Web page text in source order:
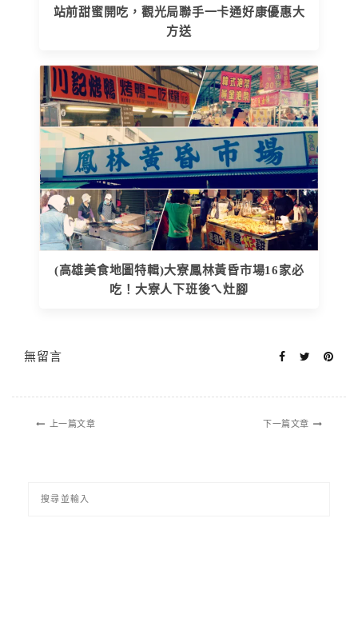
站前甜蜜開吃，觀光局聯手一卡通好康優惠大
方送
(高雄美食地圖特輯)大寮鳳林黃昏市場16家必
吃！大寮人下班後ㄟ灶腳
無留言
上一篇文章 下一篇文章